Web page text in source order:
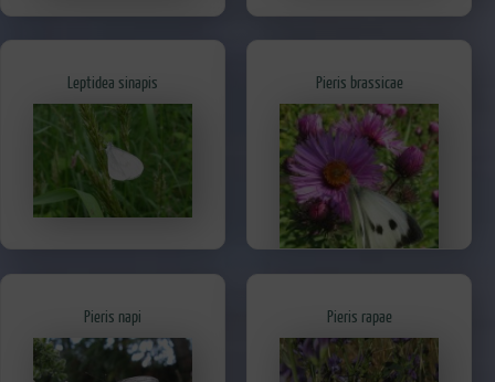
Leptidea sinapis Pieris brassicae
Pieris napi Pieris rapae